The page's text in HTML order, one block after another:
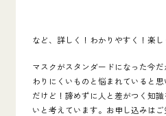
など、詳しく！わかりやすく！楽し
マスクがスタンダードになった今
わりにくいものと悩まれていると思
だけど！諦めずに人と差がつく知
いと考えています。お申し込みは